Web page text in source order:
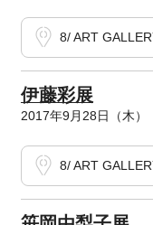
8/ ART
伊藤彩展
2017年9月28日（木）
8/ ART